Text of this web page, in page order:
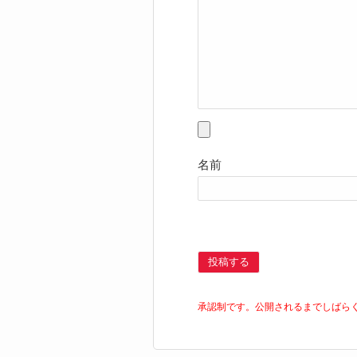
名前
投稿する
承認制です。公開されるまでしばら